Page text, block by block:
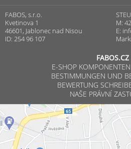
FABOS, s.r.o.
Kvetinova 1
46601, Jablonec nad Nisou
ID: 254 96 107
M:
E:
FABOS.CZ
E-SHOP
BESTIMMUNGEN UND
BEWERTUNG
NAŠE PRÁVNÍ